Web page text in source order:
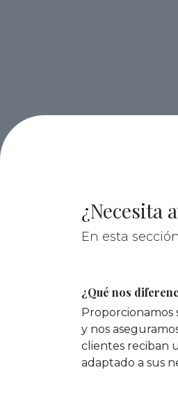
¿Necesita
En esta
¿Qué nos
Proporcionamos
y nos
clientes reciban
adaptado a sus